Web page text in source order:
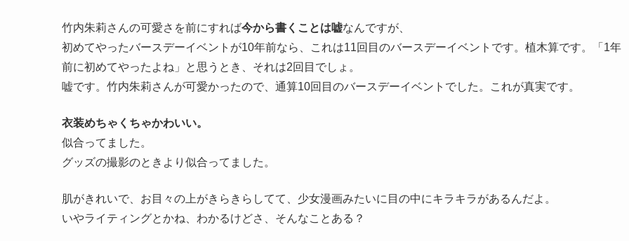
竹内朱莉さんの可愛さを前にすれば今から書くことは嘘なんですが、
初めてやったバースデーイベントが10年前なら、これは11回目のバースデーイベントです。植木算です。「1年
前に初めてやったよね」と思うとき、それは2回目でしょ。
嘘です。竹内朱莉さんが可愛かったので、通算10回目のバースデーイベントでした。これが真実です。
衣装めちゃくちゃかわいい。
似合ってました。
グッズの撮影のときより似合ってました。
肌がきれいで、お目々の上がきらきらしてて、少女漫画みたいに目の中にキラキラがあるんだよ。
いやライティングとかね、わかるけどさ、そんなことある？